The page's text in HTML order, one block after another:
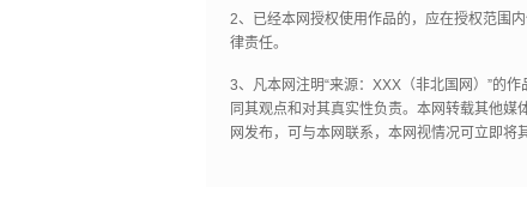
2、已经本网授权使用作品的，应在授权范围
律责任。
3、凡本网注明“来源：XXX（非北国网）”的
同其观点和对其真实性负责。本网转载其他
网发布，可与本网联系，本网视情况可立即将